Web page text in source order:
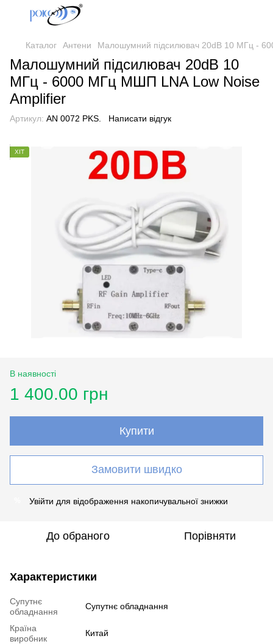
Каталог Антени Малошумний підсилювач 20dB 10 МГц -
Малошумний підсилювач 20dB 10
МГц - 6000 МГц МШП LNA Low Noise
Amplifier
Артикул: AN 0072 PKS. Написати відгук
ХІТ
В наявності
1 400.00 грн
Купити
Замовити швидко
Увійти для відображення накопичувальної знижки
До обраного Порівняти
Характеристики
Супутнє
обладнання
Супутнє обладнання
Країна
виробник
Китай